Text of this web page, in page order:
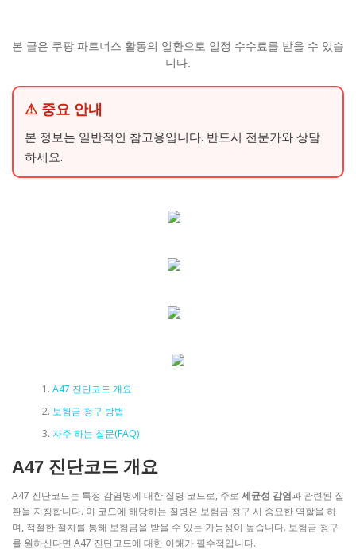
본 글은 쿠팡 파트너스 활동의 일환으로 일정 수수료를 받을 수 있습
니다.
⚠ 중요 안내
본 정보는 일반적인 참고용입니다. 반드시 전문가와 상담
하세요.
A47 진단코드 개요
보험금 청구 방법
자주 하는 질문(FAQ)
A47 진단코드 개요
A47 진단코드는 특정 감염병에 대한 질병 코드로, 주로 세균성 감염과 관련된 질
환을 지칭합니다. 이 코드에 해당하는 질병은 보험금 청구 시 중요한 역할을 하
며, 적절한 절차를 통해 보험금을 받을 수 있는 가능성이 높습니다. 보험금 청구
를 원하신다면 A47 진단코드에 대한 이해가 필수적입니다.